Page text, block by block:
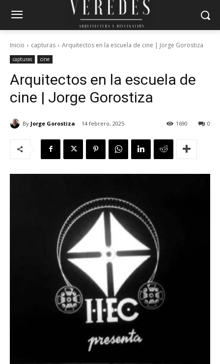
Inicio capturas Arquitectos en la escuela de cine | Jorge Gorostiza
capturas cine
Arquitectos en la escuela de
cine | Jorge Gorostiza
By Jorge Gorostiza 14 febrero, 2025 0
1690